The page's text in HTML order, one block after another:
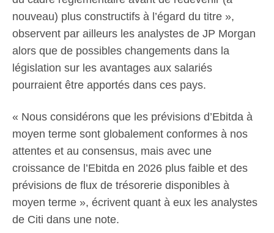
nouveau) plus constructifs à l’égard du titre »,
observent par ailleurs les analystes de JP Morgan
alors que de possibles changements dans la
législation sur les avantages aux salariés
pourraient être apportés dans ces pays.
« Nous considérons que les prévisions d’Ebitda à
moyen terme sont globalement conformes à nos
attentes et au consensus, mais avec une
croissance de l’Ebitda en 2026 plus faible et des
prévisions de flux de trésorerie disponibles à
moyen terme », écrivent quant à eux les analystes
de Citi dans une note.